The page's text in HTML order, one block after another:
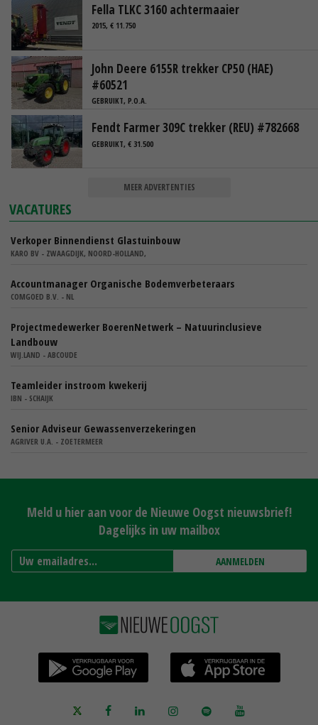
Fella TLKC 3160 achtermaaier
2015, € 11.750
John Deere 6155R trekker CP50 (HAE)
#60521
GEBRUIKT, P.O.A.
Fendt Farmer 309C trekker (REU) #782668
GEBRUIKT, € 31.500
MEER ADVERTENTIES
VACATURES
Verkoper Binnendienst Glastuinbouw
KARO BV - ZWAAGDIJK, NOORD-HOLLAND,
Accountmanager Organische Bodemverbeteraars
COMGOED B.V. - NL
Projectmedewerker BoerenNetwerk – Natuurinclusieve
Landbouw
WIJ.LAND - ABCOUDE
Teamleider instroom kwekerij
IBN - SCHAIJK
Senior Adviseur Gewassenverzekeringen
AGRIVER U.A. - ZOETERMEER
Meld u hier aan voor de Nieuwe Oogst nieuwsbrief!
Dagelijks in uw mailbox
AANMELDEN